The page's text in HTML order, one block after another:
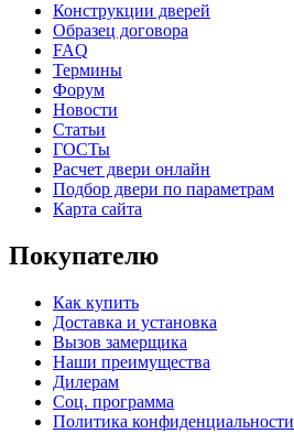
Конструкции дверей
Образец договора
FAQ
Термины
Форум
Новости
Статьи
ГОСТы
Расчет двери онлайн
Подбор двери по параметрам
Карта сайта
Покупателю
Как купить
Доставка и установка
Вызов замерщика
Наши преимущества
Дилерам
Соц. программа
Политика конфиденциальности